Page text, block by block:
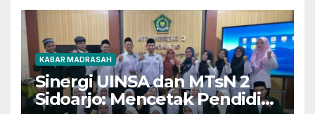
KABAR MADRASAH
Sinergi UINSA dan MTsN 2
Sidoarjo: Mencetak Pendidik